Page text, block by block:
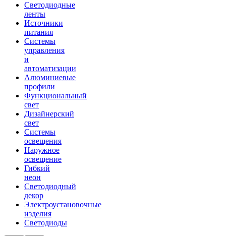
Светодиодные
ленты
Источники
питания
Системы
управления
и
автоматизации
Алюминиевые
профили
Функциональный
свет
Дизайнерский
свет
Системы
освещения
Наружное
освещение
Гибкий
неон
Светодиодный
декор
Электроустановочные
изделия
Светодиоды